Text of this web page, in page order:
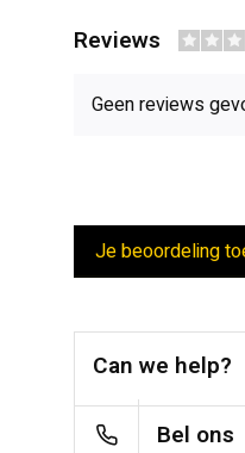
Reviews
Geen reviews
Je beoordeling
Can we help?
Bel ons